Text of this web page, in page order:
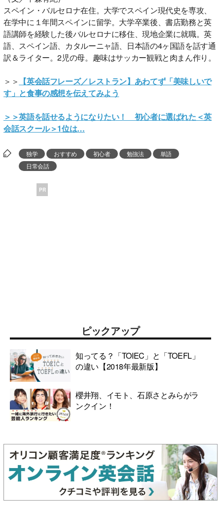
スペイン・バルセロナ在住。大学でスペイン現代史を専攻、
在学中に１年間スペインに留学。大学卒業後、書店勤務と英
語講師を経験した後バルセロナに移住、現地企業に就職。英
語、スペイン語、カタルーニャ語、日本語の4ヶ国語を話す通
訳＆ライター。2児の母。趣味はサッカー観戦と肉まん作り。
＞＞ 【英会話フレーズ／レストラン】あわてず「美味しいで
す」と食事の感想を伝えてみよう
＞＞英語を話せるようになりたい！ 初心者に選ばれた＜英
会話スクール＞1位は…
独学 おすすめ 初心者 勉強法
単語
日常会話
PR
ピックアップ
知ってる？「TOIEC」と「TOEFL」
の違い【2018年最新版】
櫻井翔、イモト、石原さとみらがラ
ンクイン！